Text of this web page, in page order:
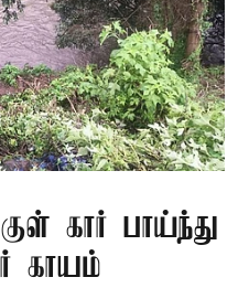
கார் பாய்ந்து
காயம்